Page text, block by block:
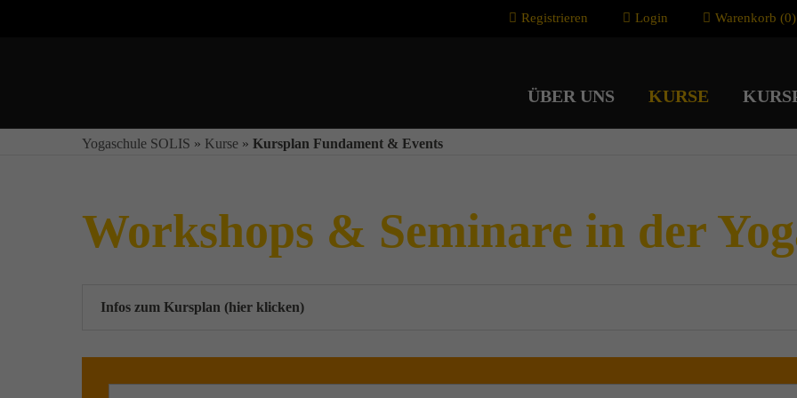
Registrieren Login Warenkorb (0)
ÜBER UNS KURSE
Yogaschule SOLIS » Kurse » Kursplan Fundament & Events
Workshops & Seminare in der
Infos zum Kursplan (hier klicken)